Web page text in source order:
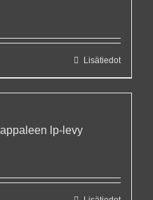
Lisätiedot
lp-levy